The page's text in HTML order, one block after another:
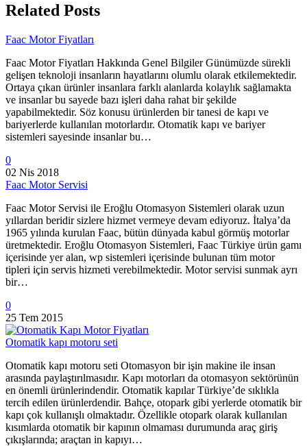
Related Posts
Faac Motor Fiyatları
Faac Motor Fiyatları Hakkında Genel Bilgiler Günümüzde sürekli
gelişen teknoloji insanların hayatlarını olumlu olarak etkilemektedir.
Ortaya çıkan ürünler insanlara farklı alanlarda kolaylık sağlamakta
ve insanlar bu sayede bazı işleri daha rahat bir şekilde
yapabilmektedir. Söz konusu ürünlerden bir tanesi de kapı ve
bariyerlerde kullanılan motorlardır. Otomatik kapı ve bariyer
sistemleri sayesinde insanlar bu…
0
02 Nis 2018
Faac Motor Servisi
Faac Motor Servisi ile Eroğlu Otomasyon Sistemleri olarak uzun
yıllardan beridir sizlere hizmet vermeye devam ediyoruz. İtalya’da
1965 yılında kurulan Faac, bütün dünyada kabul görmüş motorlar
üretmektedir. Eroğlu Otomasyon Sistemleri, Faac Türkiye ürün gamı
içerisinde yer alan, wp sistemleri içerisinde bulunan tüm motor
tipleri için servis hizmeti verebilmektedir. Motor servisi sunmak ayrı
bir…
0
25 Tem 2015
Otomatik kapı motoru seti
Otomatik kapı motoru seti Otomasyon bir işin makine ile insan
arasında paylaştırılmasıdır. Kapı motorları da otomasyon sektörünün
en önemli ürünlerindendir. Otomatik kapılar Türkiye’de sıklıkla
tercih edilen ürünlerdendir. Bahçe, otopark gibi yerlerde otomatik bir
kapı çok kullanışlı olmaktadır. Özellikle otopark olarak kullanılan
kısımlarda otomatik bir kapının olmaması durumunda araç giriş
çıkışlarında; araçtan in kapıyı…